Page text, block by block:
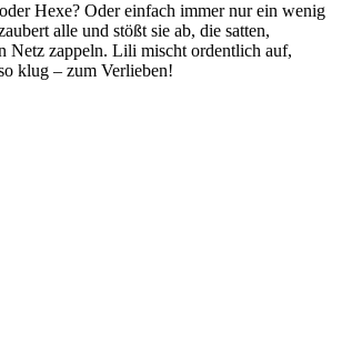
Hexe? Oder einfach immer nur ein wenig
alle und stößt sie ab, die satten,
Netz zappeln. Lili mischt ordentlich auf,
klug – zum Verlieben!